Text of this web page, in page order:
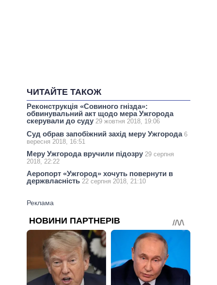
ЧИТАЙТЕ ТАКОЖ
Реконструкція «Совиного гнізда»:
обвинувальний акт щодо мера Ужгорода
скерували до суду 29 жовтня 2018, 19:06
Суд обрав запобіжний захід меру Ужгорода 6
вересня 2018, 16:51
Меру Ужгорода вручили підозру 29 серпня
2018, 22:22
Аеропорт «Ужгород» хочуть повернути в
держвласність 22 серпня 2018, 21:10